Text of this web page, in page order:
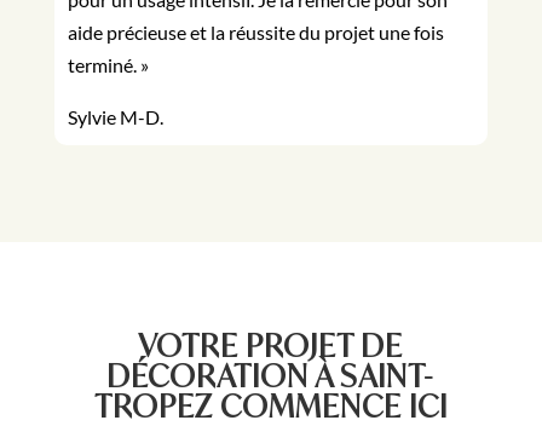
aide précieuse et la réussite du projet une fois
terminé. »
Sylvie M-D.
VOTRE PROJET DE
DÉCORATION À SAINT-
TROPEZ COMMENCE ICI